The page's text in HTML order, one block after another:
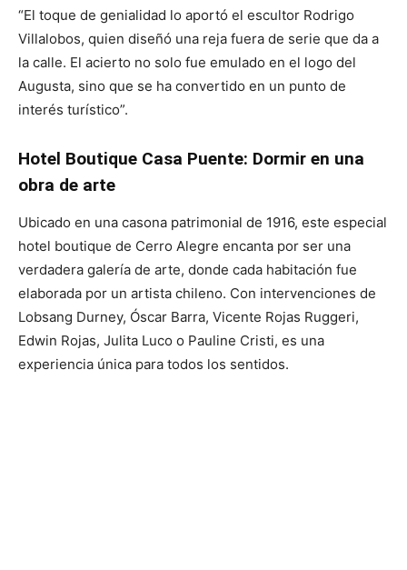
“El toque de genialidad lo aportó el escultor Rodrigo
Villalobos, quien diseñó una reja fuera de serie que da a
la calle. El acierto no solo fue emulado en el logo del
Augusta, sino que se ha convertido en un punto de
interés turístico”.
Hotel Boutique Casa Puente: Dormir en una
obra de arte
Ubicado en una casona patrimonial de 1916, este especial
hotel boutique de Cerro Alegre encanta por ser una
verdadera galería de arte, donde cada habitación fue
elaborada por un artista chileno. Con intervenciones de
Lobsang Durney, Óscar Barra, Vicente Rojas Ruggeri,
Edwin Rojas, Julita Luco o Pauline Cristi, es una
experiencia única para todos los sentidos.